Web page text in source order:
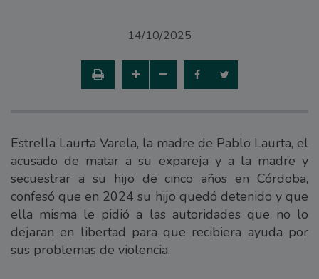
14/10/2025
Estrella Laurta Varela, la madre de Pablo Laurta, el
acusado de matar a su expareja y a la madre y
secuestrar a su hijo de cinco años en Córdoba,
confesó que en 2024 su hijo quedó detenido y que
ella misma le pidió a las autoridades que no lo
dejaran en libertad para que recibiera ayuda por
sus problemas de violencia.